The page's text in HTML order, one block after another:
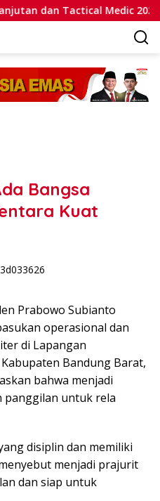
Medic 2026
Bangsa
Kuat
Prabowo Subianto
operasional dan
di Lapangan
Bandung Barat,
bahwa menjadi
panggilan untuk rela
disiplin dan memiliki
menjadi prajurit
dan siap untuk